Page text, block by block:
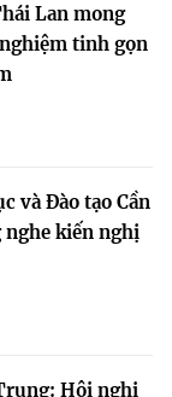
Lan mong
tinh gọn
và Đào tạo Cần
kiến nghị
Hội nghị